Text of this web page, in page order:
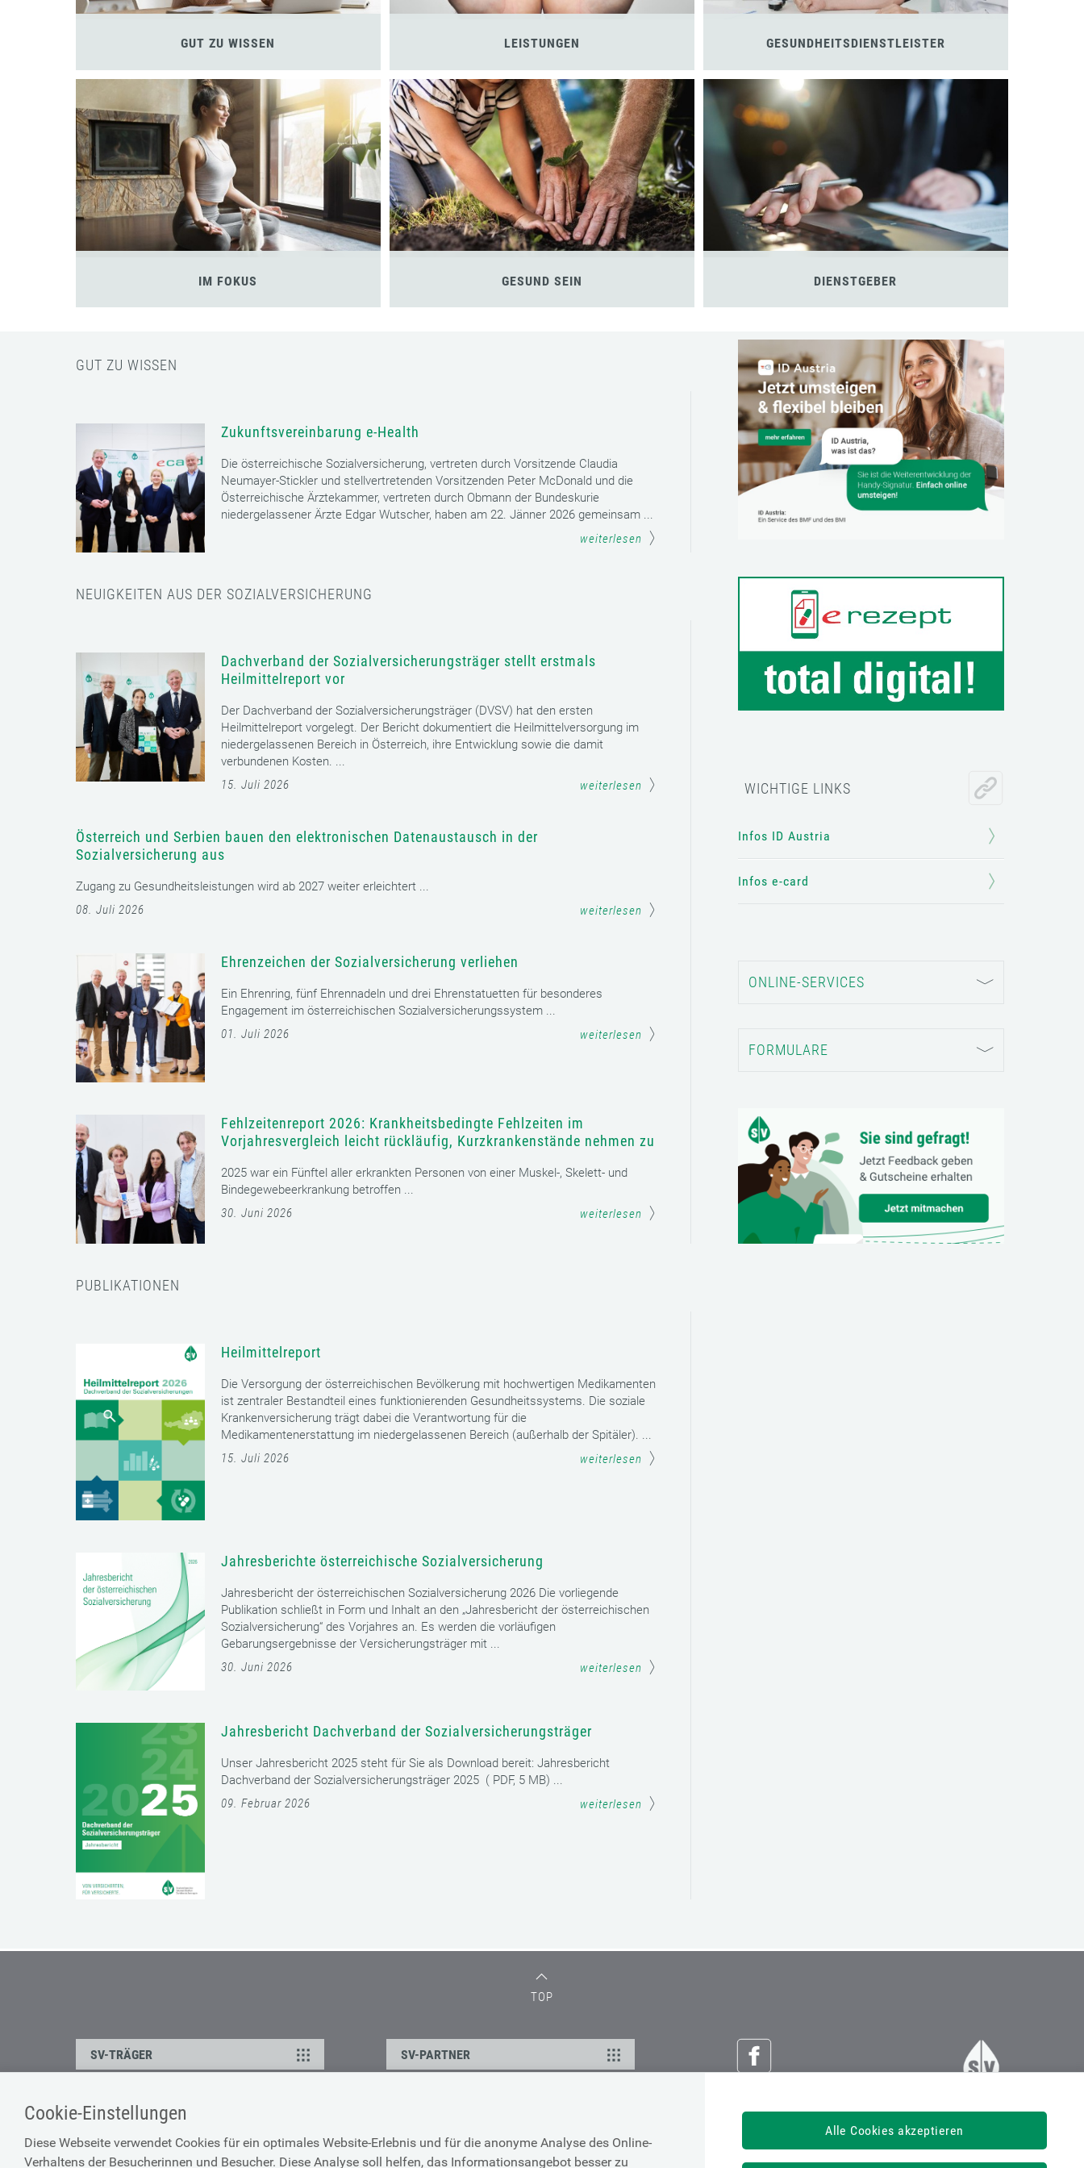
Cookie-Einstellungen
Diese Webseite verwendet Cookies für ein optimales Website-Erlebnis und für die anonyme Analyse des Online-
Verhaltens der Besucherinnen und Besucher. Diese Analyse soll helfen, das Informationsangebot besser zu
Alle Cookies akzeptieren
GUT ZU WISSEN LEISTUNGEN GESUNDHEITSDIENSTLEISTER
IM FOKUS GESUND SEIN DIENSTGEBER
WICHTIGE LINKS
Infos ID Austria
Infos e-card
ONLINE-SERVICES
FORMULARE
GUT ZU WISSEN
Zukunftsvereinbarung e-Health
Die österreichische Sozialversicherung, vertreten durch Vorsitzende Claudia
Neumayer-Stickler und stellvertretenden Vorsitzenden Peter McDonald und die
Österreichische Ärztekammer, vertreten durch Obmann der Bundeskurie
niedergelassener Ärzte Edgar Wutscher, haben am 22. Jänner 2026 gemeinsam ...
weiterlesen
NEUIGKEITEN AUS DER SOZIALVERSICHERUNG
Dachverband der Sozialversicherungsträger stellt erstmals
Heilmittelreport vor
Der Dachverband der Sozialversicherungsträger (DVSV) hat den ersten
Heilmittelreport vorgelegt. Der Bericht dokumentiert die Heilmittelversorgung im
niedergelassenen Bereich in Österreich, ihre Entwicklung sowie die damit
verbundenen Kosten. ...
15. Juli 2026
weiterlesen
Österreich und Serbien bauen den elektronischen Datenaustausch in der
Sozialversicherung aus
Zugang zu Gesundheitsleistungen wird ab 2027 weiter erleichtert ...
08. Juli 2026
weiterlesen
Ehrenzeichen der Sozialversicherung verliehen
Ein Ehrenring, fünf Ehrennadeln und drei Ehrenstatuetten für besonderes
Engagement im österreichischen Sozialversicherungssystem ...
01. Juli 2026
weiterlesen
Fehlzeitenreport 2026: Krankheitsbedingte Fehlzeiten im
Vorjahresvergleich leicht rückläufig, Kurzkrankenstände nehmen zu
2025 war ein Fünftel aller erkrankten Personen von einer Muskel-, Skelett- und
Bindegewebeerkrankung betroffen ...
30. Juni 2026
weiterlesen
PUBLIKATIONEN
Heilmittelreport
Die Versorgung der österreichischen Bevölkerung mit hochwertigen Medikamenten
ist zentraler Bestandteil eines funktionierenden Gesundheitssystems. Die soziale
Krankenversicherung trägt dabei die Verantwortung für die
Medikamentenerstattung im niedergelassenen Bereich (außerhalb der Spitäler). ...
15. Juli 2026
weiterlesen
Jahresberichte österreichische Sozialversicherung
Jahresbericht der österreichischen Sozialversicherung 2026 Die vorliegende
Publikation schließt in Form und Inhalt an den „Jahresbericht der österreichischen
Sozialversicherung“ des Vorjahres an. Es werden die vorläufigen
Gebarungsergebnisse der Versicherungsträger mit ...
30. Juni 2026
weiterlesen
Jahresbericht Dachverband der Sozialversicherungsträger
Unser Jahresbericht 2025 steht für Sie als Download bereit: Jahresbericht
Dachverband der Sozialversicherungsträger 2025 ( PDF, 5 MB) ...
09. Februar 2026
weiterlesen
TOP
Österreichische Sozialversicherung
Dachverband der Sozialversicherungsträger
SV-TRÄGER SV-PARTNER
ÜBER UNS
Kontakt
Barrierefreiheitserklärung
Cookie-Erklärung